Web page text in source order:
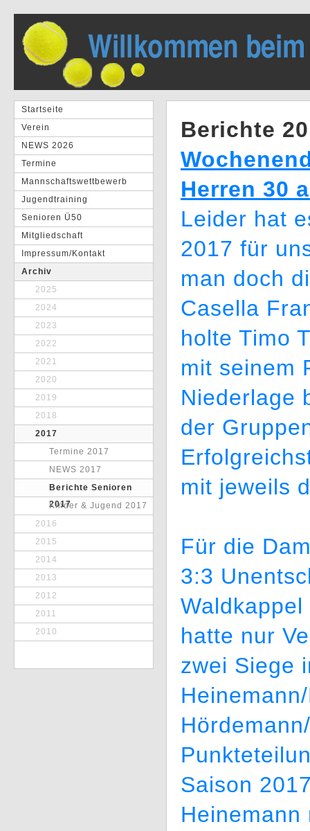
Startseite
Verein
NEWS 2026
Termine
Mannschaftswettbewerb
Jugendtraining
Senioren Ü50
Mitgliedschaft
Impressum/Kontakt
Archiv
2025
2024
2023
2022
2021
2020
2019
2018
2017
Termine 2017
NEWS 2017
Berichte Senioren
2017
Kinder & Jugend 2017
2016
2015
2014
2013
2012
2011
2010
Berichte
Herren 30
Leider hat
2017 für
man doch
Casella
holte Timo
mit seinem
Niederlage
der
mit jeweils
Für die
3:3
hatte nur
zwei Siege
Saison